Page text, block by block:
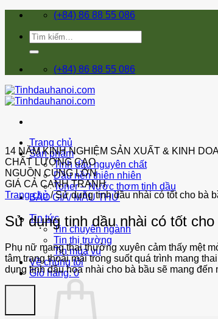
Skip
content
(+84) 86 88 55 086
Tìm
kiếm:
(+84) 86 88 55 086
Trang chủ
Sản phẩm
Tinh dầu nguyên chất
Dầu nền thiên nhiên
Toner – Nước thơm tinh dầu
BÁO GIÁ/ MẪU THỬ
Tin tức
Tin chuyên ngành
Tin thị trường
Tin mùa vụ
Về chúng tôi
Giỏ hàng: 0
14 NĂM KINH NGHIỆM SẢN XUẤT & KINH
CHẤT LƯỢNG CAO
NGUỒN CUNG LỚN
GIÁ CẢ CẠNH TRANH
Trang chủ / Sử dụng tinh dầu nhài có tốt cho bà
Sử dụng tinh dầu nhài có tốt cho
Phụ nữ mang thai thường xuyên cảm thấy mệt
tâm trạng thoải mái trong suốt quá trình mang
dụng tinh dầu hoa nhài cho bà bầu sẽ mang